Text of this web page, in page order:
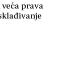
prava